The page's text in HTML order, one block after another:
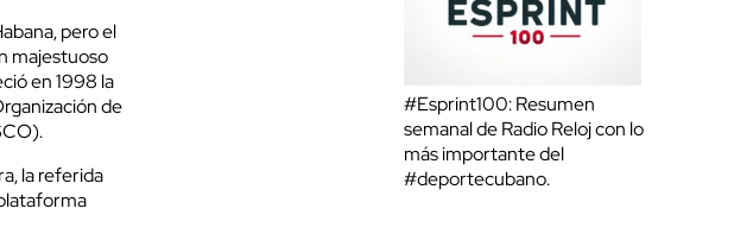
pero el
majestuoso
en 1998 la
de
la referida
#Esprint100: Resumen
semanal de Radio Reloj con lo
más importante del
#deportecubano.